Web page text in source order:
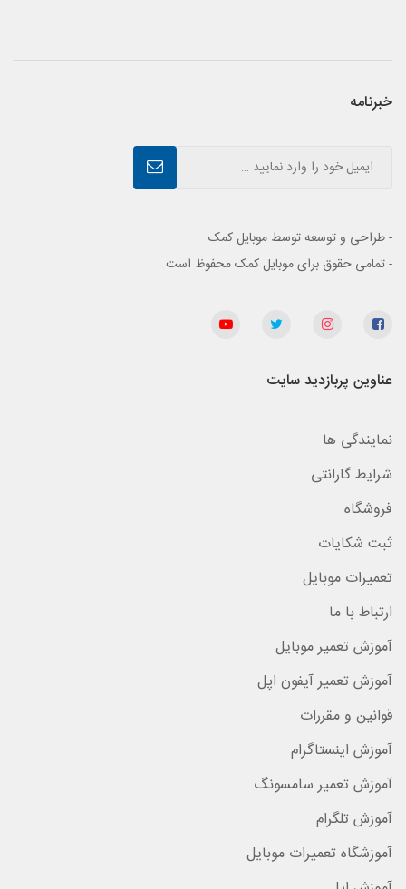
خبرنامه
- طراحی و توسعه توسط موبایل کمک
- تمامی حقوق برای موبایل کمک محفوظ است
عناوین پربازدید سایت
نمایندگی ها
شرایط گارانتی
فروشگاه
ثبت شکایات
تعمیرات موبایل
ارتباط با ما
آموزش تعمیر موبایل
آموزش تعمیر آیفون اپل
قوانین و مقررات
آموزش اینستاگرام
آموزش تعمیر سامسونگ
آموزش تلگرام
آموزشگاه تعمیرات موبایل